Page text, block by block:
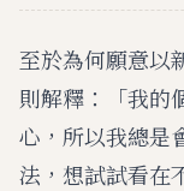
至於為何願意以
則解釋：「我的
心，所以我總是
法，想試試看在